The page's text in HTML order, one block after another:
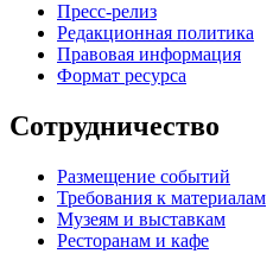
Пресс-релиз
Редакционная политика
Правовая информация
Формат ресурса
Сотрудничество
Размещение событий
Требования к материалам
Музеям и выставкам
Ресторанам и кафе